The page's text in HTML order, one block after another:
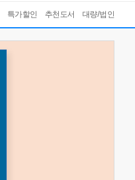
특가할인 추천도서 대량/법인